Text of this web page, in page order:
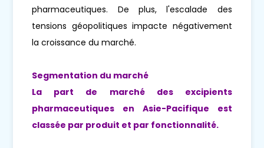
pharmaceutiques. De plus, l'escalade des
tensions géopolitiques impacte négativement
la croissance du marché.
Segmentation du marché
La part de marché des excipients
pharmaceutiques en Asie-Pacifique est
classée par produit et par fonctionnalité.